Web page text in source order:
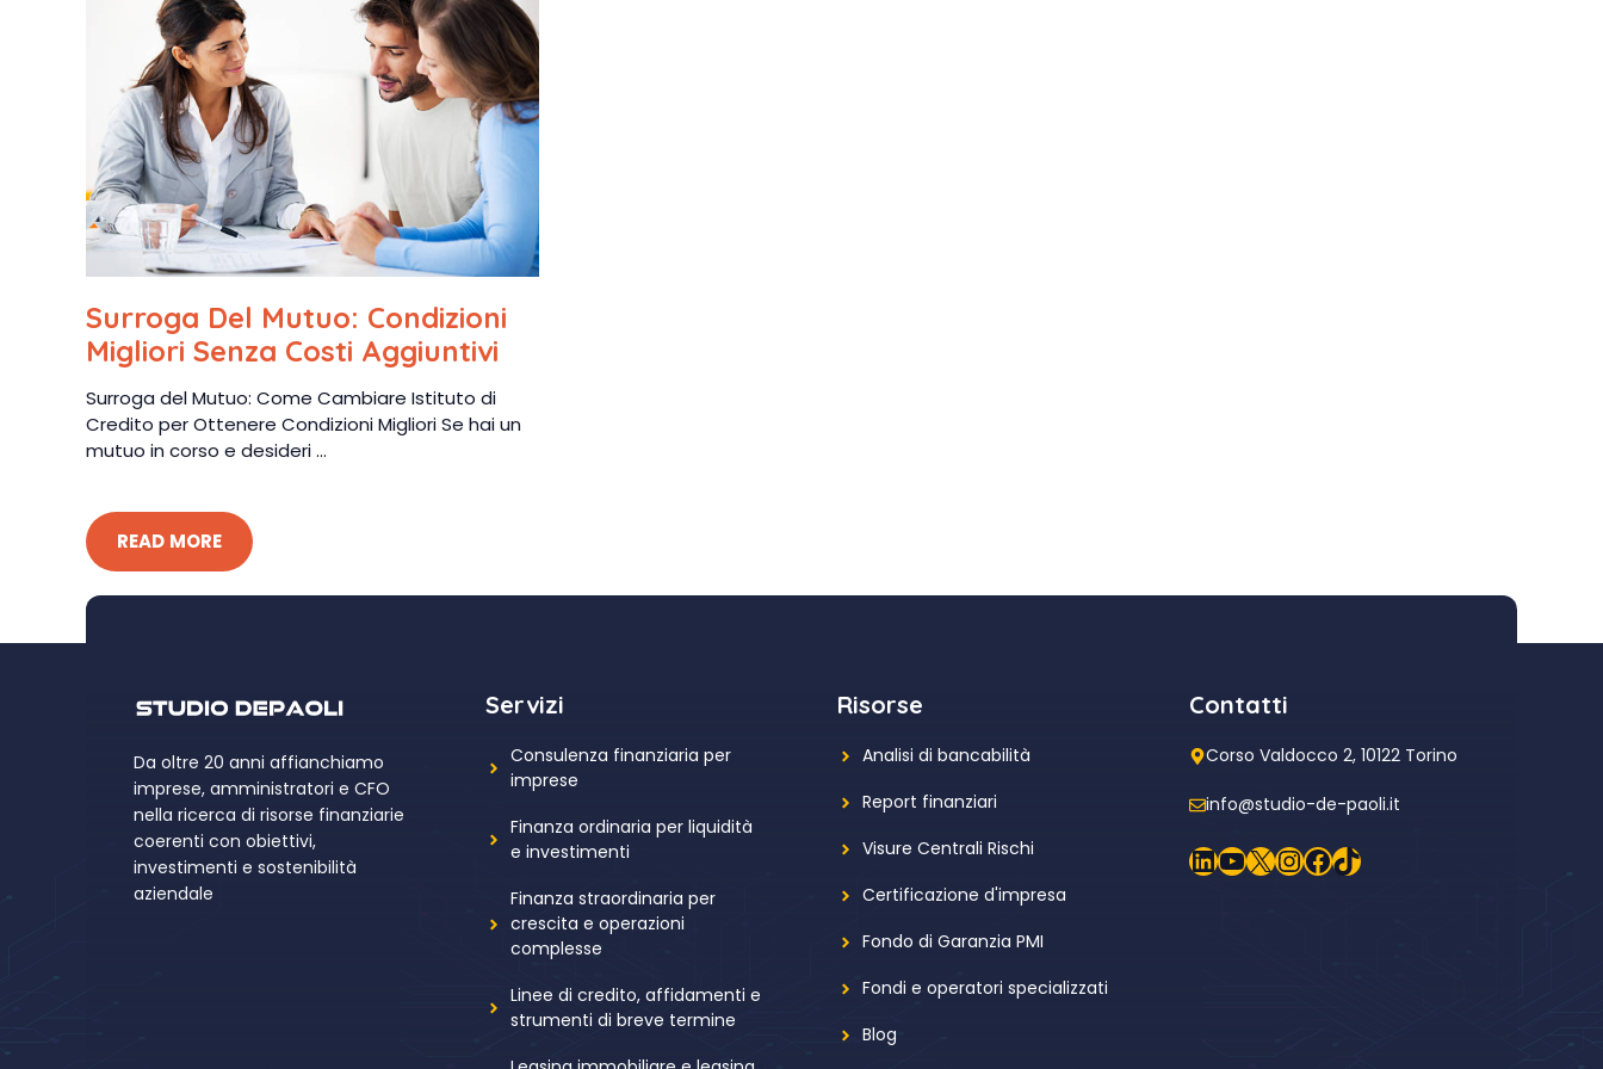
Surroga Del Mutuo: Condizioni
Migliori Senza Costi Aggiuntivi
Surroga del Mutuo: Come Cambiare Istituto di
Credito per Ottenere Condizioni Migliori Se hai un
mutuo in corso e desideri ...
READ MORE
Da oltre 20 anni affianchiamo
imprese, amministratori e CFO
nella ricerca di risorse finanziarie
coerenti con obiettivi,
investimenti e sostenibilità
aziendale
Servizi
Consulenza finanziaria per
imprese
Finanza ordinaria per liquidità
e investimenti
Finanza straordinaria per
crescita e operazioni
complesse
Linee di credito, affidamenti e
strumenti di breve termine
Risorse
Analisi di bancabilità
Report finanziari
Visure Centrali Rischi
Certificazione d'impresa
Fondo di Garanzia PMI
Fondi e operatori specializzati
Blog
Contatti
Corso Valdocco 2, 10122 Torino
info@studio-de-paoli.it
LinkedIn
YouTube
X Instagram
Facebook
TikTok